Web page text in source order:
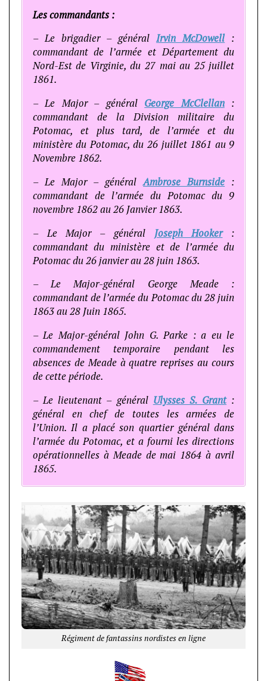
Les commandants :
– Le brigadier – généralIrvin McDowell :
commandant de l’armée et Département du
Nord-Est de Virginie, du 27 mai au 25 juillet
1861.
– Le Major – général George McClellan:
commandant de la Division militaire du
Potomac, et plus tard, de l’armée et du
ministère du Potomac, du 26 juillet 1861 au 9
Novembre 1862.
– Le Major – généralAmbrose Burnside :
commandant de l’armée du Potomac du 9
novembre 1862 au 26 Janvier 1863.
– Le Major – général Joseph Hooker:
commandant du ministère et de l’armée du
Potomac du 26 janvier au 28 juin 1863.
– Le Major-général George Meade :
commandant de l’armée du Potomac du 28 juin
1863 au 28 Juin 1865.
– Le Major-général John G. Parke : a eu le
commandement temporaire pendant les
absences de Meade à quatre reprises au cours
de cette période.
– Le lieutenant – général Ulysses S. Grant:
général en chef de toutes les armées de
l’Union. Il a placé son quartier général dans
l’armée du Potomac, et a fourni les directions
opérationnelles à Meade de mai 1864 à avril
1865.
Régiment de fantassins nordistes en ligne